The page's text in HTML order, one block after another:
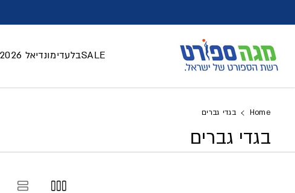
SALEבלעדימונדיאל 2026
Home בגדי גברים
בגדי גברים